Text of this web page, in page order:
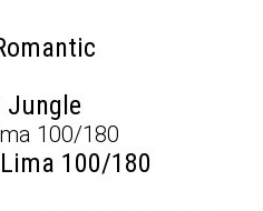
Jungle
100/180